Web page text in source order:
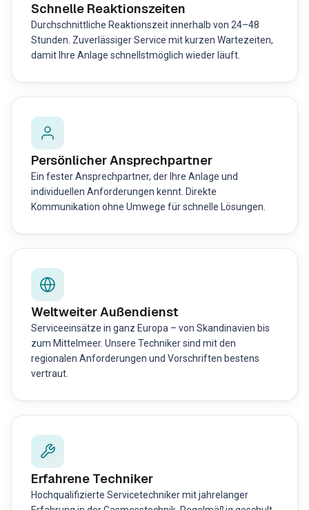
Schnelle Reaktionszeiten
Durchschnittliche Reaktionszeit innerhalb von 24–48
Stunden. Zuverlässiger Service mit kurzen Wartezeiten,
damit Ihre Anlage schnellstmöglich wieder läuft.
Persönlicher Ansprechpartner
Ein fester Ansprechpartner, der Ihre Anlage und
individuellen Anforderungen kennt. Direkte
Kommunikation ohne Umwege für schnelle Lösungen.
Weltweiter Außendienst
Serviceeinsätze in ganz Europa – von Skandinavien bis
zum Mittelmeer. Unsere Techniker sind mit den
regionalen Anforderungen und Vorschriften bestens
vertraut.
Erfahrene Techniker
Hochqualifizierte Servicetechniker mit jahrelanger